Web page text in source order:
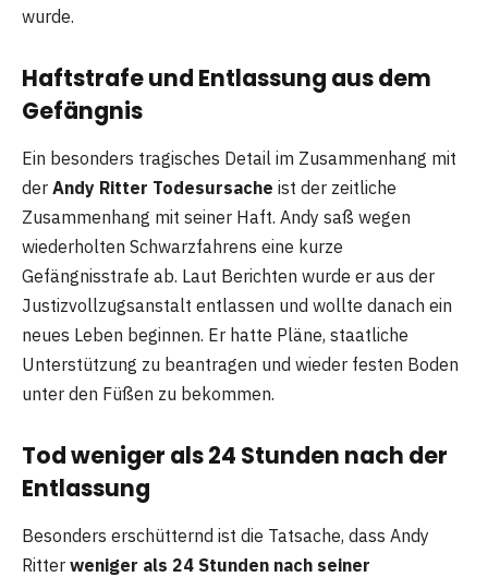
wurde.
Haftstrafe und Entlassung aus dem
Gefängnis
Ein besonders tragisches Detail im Zusammenhang mit
der Andy Ritter Todesursache ist der zeitliche
Zusammenhang mit seiner Haft. Andy saß wegen
wiederholten Schwarzfahrens eine kurze
Gefängnisstrafe ab. Laut Berichten wurde er aus der
Justizvollzugsanstalt entlassen und wollte danach ein
neues Leben beginnen. Er hatte Pläne, staatliche
Unterstützung zu beantragen und wieder festen Boden
unter den Füßen zu bekommen.
Tod weniger als 24 Stunden nach der
Entlassung
Besonders erschütternd ist die Tatsache, dass Andy
Ritter weniger als 24 Stunden nach seiner